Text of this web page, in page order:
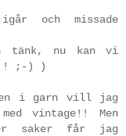
och missade
tänk, nu kan vi
;-) )
i garn vill jag
vintage!! Men
saker får jag